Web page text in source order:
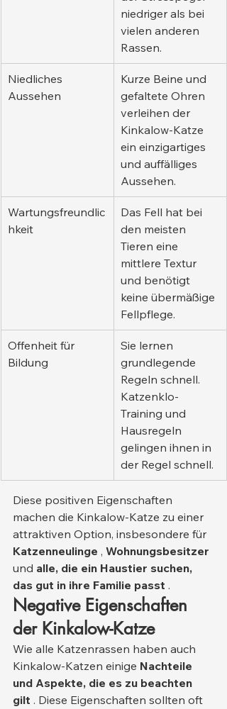
niedriger als bei
vielen anderen
Rassen.
Niedliches
Aussehen
Kurze Beine und
gefaltete Ohren
verleihen der
Kinkalow-Katze
ein einzigartiges
und auffälliges
Aussehen.
Wartungsfreundlic
hkeit
Das Fell hat bei
den meisten
Tieren eine
mittlere Textur
und benötigt
keine übermäßige
Fellpflege.
Offenheit für
Bildung
Sie lernen
grundlegende
Regeln schnell.
Katzenklo-
Training und
Hausregeln
gelingen ihnen in
der Regel schnell.
Diese positiven Eigenschaften
machen die Kinkalow-Katze zu einer
attraktiven Option, insbesondere für
Katzenneulinge , Wohnungsbesitzer
und alle, die ein Haustier suchen,
das gut in ihre Familie passt .
Negative Eigenschaften
der Kinkalow-Katze
Wie alle Katzenrassen haben auch
Kinkalow-Katzen einige Nachteile
und Aspekte, die es zu beachten
gilt . Diese Eigenschaften sollten oft